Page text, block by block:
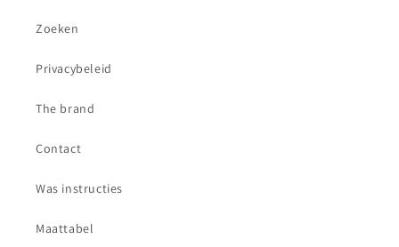
Zoeken
Privacybeleid
The brand
Contact
Was instructies
Maattabel